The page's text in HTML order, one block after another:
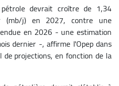
devrait croître de 1,34
(mb/j) en 2027, contre une
en 2026 - une estimation
dernier -, affirme l'Opep dans
projections, en fonction de la